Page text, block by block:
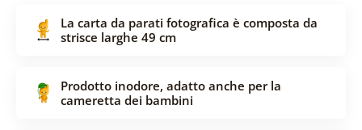
La carta da parati fotografica è composta da
strisce larghe 49 cm
Prodotto inodore, adatto anche per la
cameretta dei bambini